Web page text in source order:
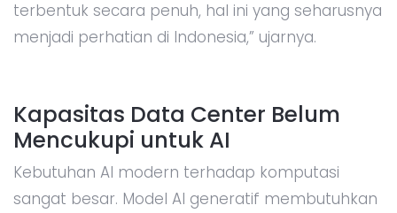
terbentuk secara penuh, hal ini yang seharusnya
menjadi perhatian di Indonesia,” ujarnya.
Kapasitas Data Center Belum
Mencukupi untuk AI
Kebutuhan AI modern terhadap komputasi
sangat besar. Model AI generatif membutuhkan